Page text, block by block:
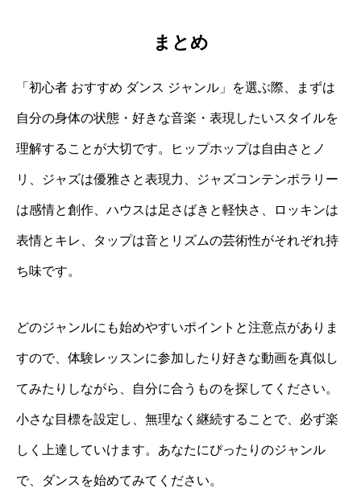
まとめ
「初心者 おすすめ ダンス ジャンル」を選ぶ際、まずは
自分の身体の状態・好きな音楽・表現したいスタイルを
理解することが大切です。ヒップホップは自由さとノ
リ、ジャズは優雅さと表現力、ジャズコンテンポラリー
は感情と創作、ハウスは足さばきと軽快さ、ロッキンは
表情とキレ、タップは音とリズムの芸術性がそれぞれ持
ち味です。
どのジャンルにも始めやすいポイントと注意点がありま
すので、体験レッスンに参加したり好きな動画を真似し
てみたりしながら、自分に合うものを探してください。
小さな目標を設定し、無理なく継続することで、必ず楽
しく上達していけます。あなたにぴったりのジャンル
で、ダンスを始めてみてください。